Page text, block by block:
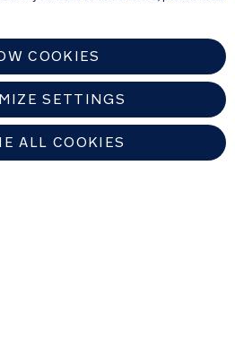
COOKIES
SETTINGS
ALL COOKIES